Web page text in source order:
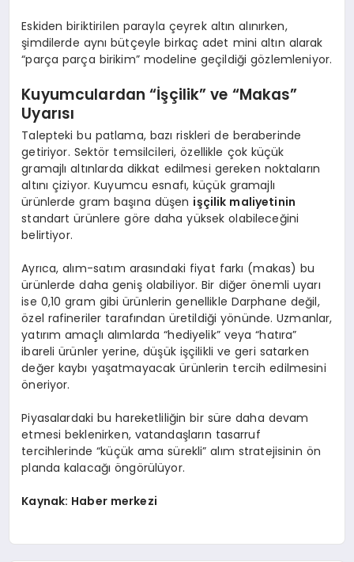
Eskiden biriktirilen parayla çeyrek altın alınırken,
şimdilerde aynı bütçeyle birkaç adet mini altın alarak
“parça parça birikim” modeline geçildiği gözlemleniyor.
Kuyumculardan “İşçilik” ve “Makas”
Uyarısı
Talepteki bu patlama, bazı riskleri de beraberinde
getiriyor. Sektör temsilcileri, özellikle çok küçük
gramajlı altınlarda dikkat edilmesi gereken noktaların
altını çiziyor. Kuyumcu esnafı, küçük gramajlı
ürünlerde gram başına düşen işçilik maliyetinin
standart ürünlere göre daha yüksek olabileceğini
belirtiyor.
Ayrıca, alım-satım arasındaki fiyat farkı (makas) bu
ürünlerde daha geniş olabiliyor. Bir diğer önemli uyarı
ise 0,10 gram gibi ürünlerin genellikle Darphane değil,
özel rafineriler tarafından üretildiği yönünde. Uzmanlar,
yatırım amaçlı alımlarda “hediyelik” veya “hatıra”
ibareli ürünler yerine, düşük işçilikli ve geri satarken
değer kaybı yaşatmayacak ürünlerin tercih edilmesini
öneriyor.
Piyasalardaki bu hareketliliğin bir süre daha devam
etmesi beklenirken, vatandaşların tasarruf
tercihlerinde “küçük ama sürekli” alım stratejisinin ön
planda kalacağı öngörülüyor.
Kaynak: Haber merkezi